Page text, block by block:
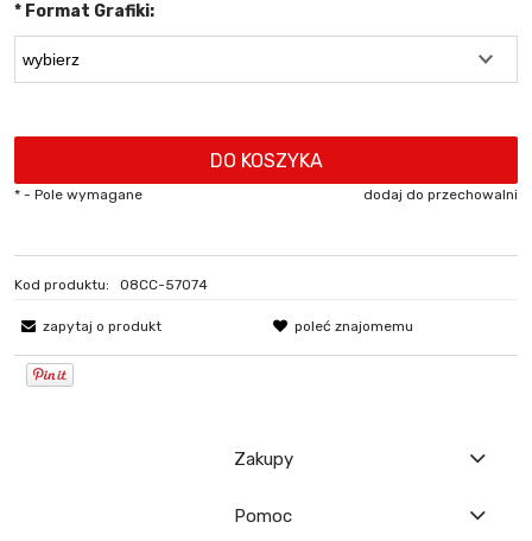
* Format Grafiki:
DO KOSZYKA
dodaj do przechowalni
* - Pole wymagane
Kod produktu: 08CC-57074
zapytaj o produkt poleć znajomemu
Zakupy
Pomoc